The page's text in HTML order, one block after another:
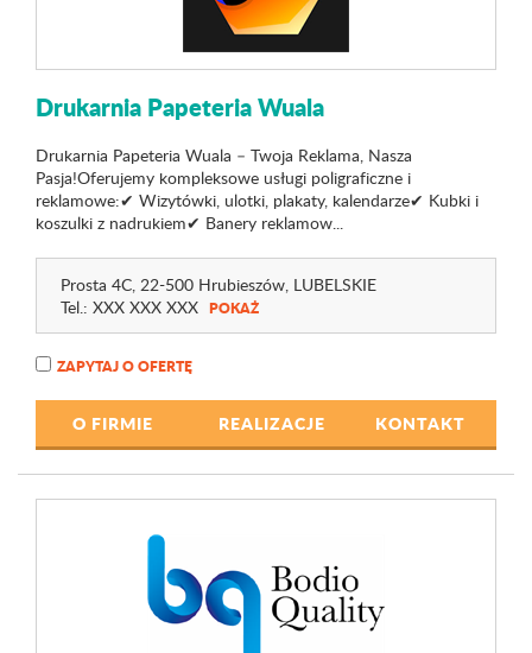
Drukarnia Papeteria Wuala
Drukarnia Papeteria Wuala – Twoja Reklama, Nasza
Pasja!Oferujemy kompleksowe usługi poligraficzne i
reklamowe:✔ Wizytówki, ulotki, plakaty, kalendarze✔ Kubki i
koszulki z nadrukiem✔ Banery reklamow...
Prosta 4C, 22-500 Hrubieszów, LUBELSKIE
Tel.: XXX XXX XXX POKAŻ
ZAPYTAJ O OFERTĘ
O FIRMIE REALIZACJE KONTAKT